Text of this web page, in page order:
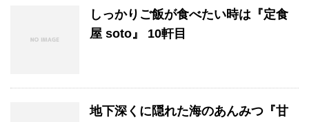
しっかりご飯が食べたい時は『定食
屋 soto』 10軒目
地下深くに隠れた海のあんみつ『甘